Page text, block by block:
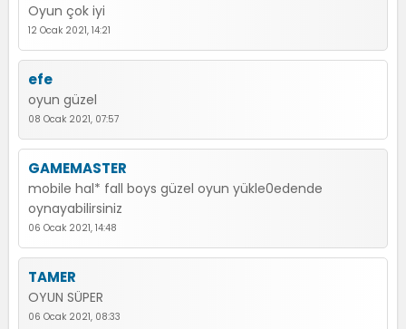
Oyun çok iyi
12 Ocak 2021, 14:21
efe
oyun güzel
08 Ocak 2021, 07:57
GAMEMASTER
mobile hal* fall boys güzel oyun yükle0edende
oynayabilirsiniz
06 Ocak 2021, 14:48
TAMER
OYUN SÜPER
06 Ocak 2021, 08:33